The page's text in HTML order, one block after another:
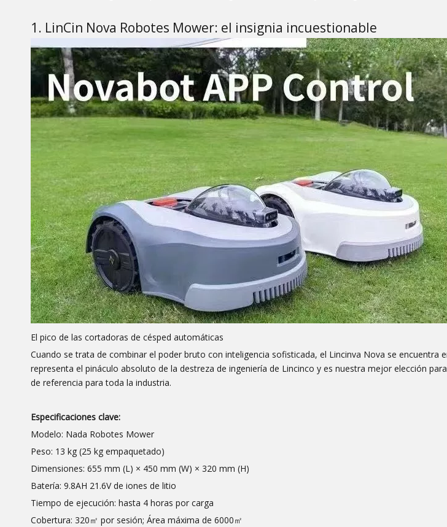
1. LinCin Nova Robotes Mower: el insignia incuestionable
El pico de las cortadoras de césped automáticas
Cuando se trata de combinar el poder bruto con inteligencia sofisticada, el Lincinva Nova se encuentra
representa el pináculo absoluto de la destreza de ingeniería de Lincinco y es nuestra mejor elección
de referencia para toda la industria.
Especificaciones clave:
Modelo: Nada Robotes Mower
Peso: 13 kg (25 kg empaquetado)
Dimensiones: 655 mm (L) × 450 mm (W) × 320 mm (H)
Batería: 9.8AH 21.6V de iones de litio
Tiempo de ejecución: hasta 4 horas por carga
Cobertura: 320㎡ por sesión; Área máxima de 6000㎡